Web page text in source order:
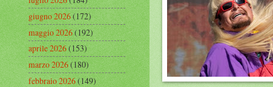
giugno 2026(172)
maggio 2026(192)
aprile 2026(153)
marzo 2026(180)
febbraio 2026(149)